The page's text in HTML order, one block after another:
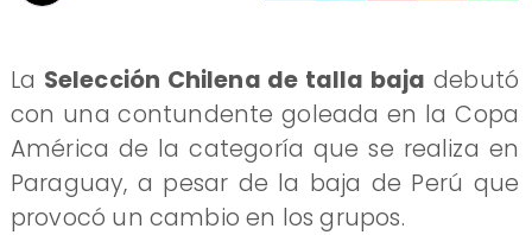
La Selección Chilena de talla baja debutó
con una contundente goleada en la Copa
América de la categoría que se realiza en
Paraguay, a pesar de la baja de Perú que
provocó un cambio en los grupos.